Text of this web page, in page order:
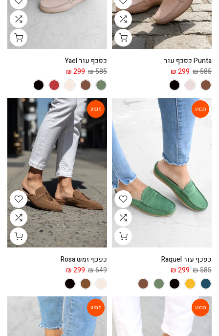
Punta כפכף עור
585 ₪
299 ₪
כפכף עור Yael
585 ₪
299 ₪
מבצע
כפכף עור Raquel
585 ₪
299 ₪
מבצע
כפכף זמש Rosa
649 ₪
299 ₪
מבצע מבצע